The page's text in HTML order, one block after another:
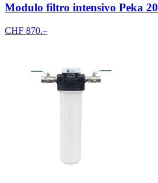
Modulo filtro intensivo Peka 20
CHF 870.–